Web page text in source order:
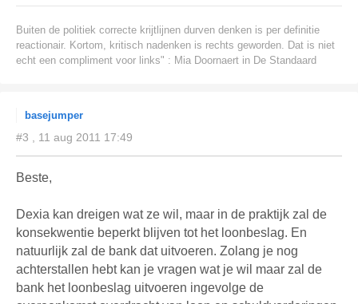
Buiten de politiek correcte krijtlijnen durven denken is per definitie
reactionair. Kortom, kritisch nadenken is rechts geworden. Dat is niet
echt een compliment voor links" : Mia Doornaert in De Standaard
basejumper
#3 , 11 aug 2011 17:49
Beste,
Dexia kan dreigen wat ze wil, maar in de praktijk zal de
konsekwentie beperkt blijven tot het loonbeslag. En
natuurlijk zal de bank dat uitvoeren. Zolang je nog
achterstallen hebt kan je vragen wat je wil maar zal de
bank het loonbeslag uitvoeren ingevolge de